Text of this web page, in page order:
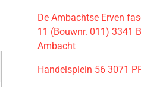
De Ambachtse Erven
11 (Bouwnr. 011) 3341
Ambacht
Handelsplein 56 3071